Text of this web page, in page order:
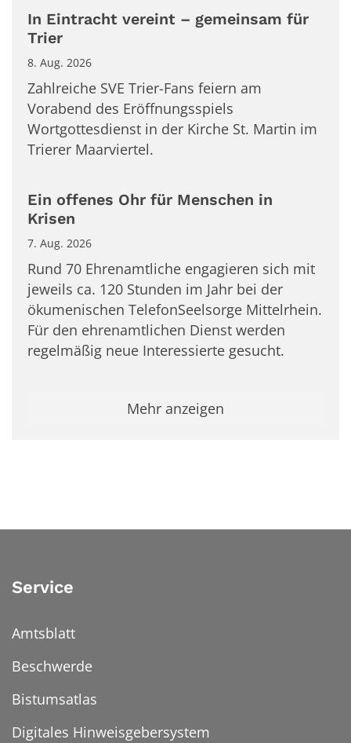
In Eintracht vereint – gemeinsam für
Trier
8. Aug. 2026
Zahlreiche SVE Trier-Fans feiern am
Vorabend des Eröffnungsspiels
Wortgottesdienst in der Kirche St. Martin im
Trierer Maarviertel.
Ein offenes Ohr für Menschen in
Krisen
7. Aug. 2026
Rund 70 Ehrenamtliche engagieren sich mit
jeweils ca. 120 Stunden im Jahr bei der
ökumenischen TelefonSeelsorge Mittelrhein.
Für den ehrenamtlichen Dienst werden
regelmäßig neue Interessierte gesucht.
Mehr anzeigen
Service
Amtsblatt
Beschwerde
Bistumsatlas
Digitales Hinweisgebersystem